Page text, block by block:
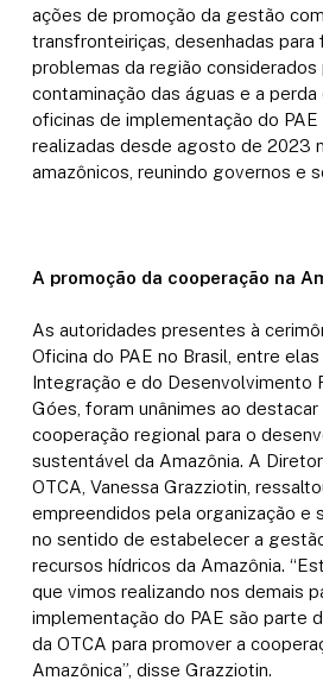
ações de promoção da gestão
transfronteiriças, desenhadas
problemas da região considerados
contaminação das águas e a
oficinas de implementação do
realizadas desde agosto de 2023
amazônicos, reunindo governos e
A promoção da cooperação na
As autoridades presentes à
Oficina do PAE no Brasil, entre
Integração e do Desenvolvimento
Góes, foram unânimes ao destacar
cooperação regional para o
sustentável da Amazônia. A
OTCA, Vanessa Grazziotin,
empreendidos pela organização e
no sentido de estabelecer a
recursos hídricos da Amazônia.
que vimos realizando nos demais
implementação do PAE são parte
da OTCA para promover a
Amazônica”, disse Grazziotin.